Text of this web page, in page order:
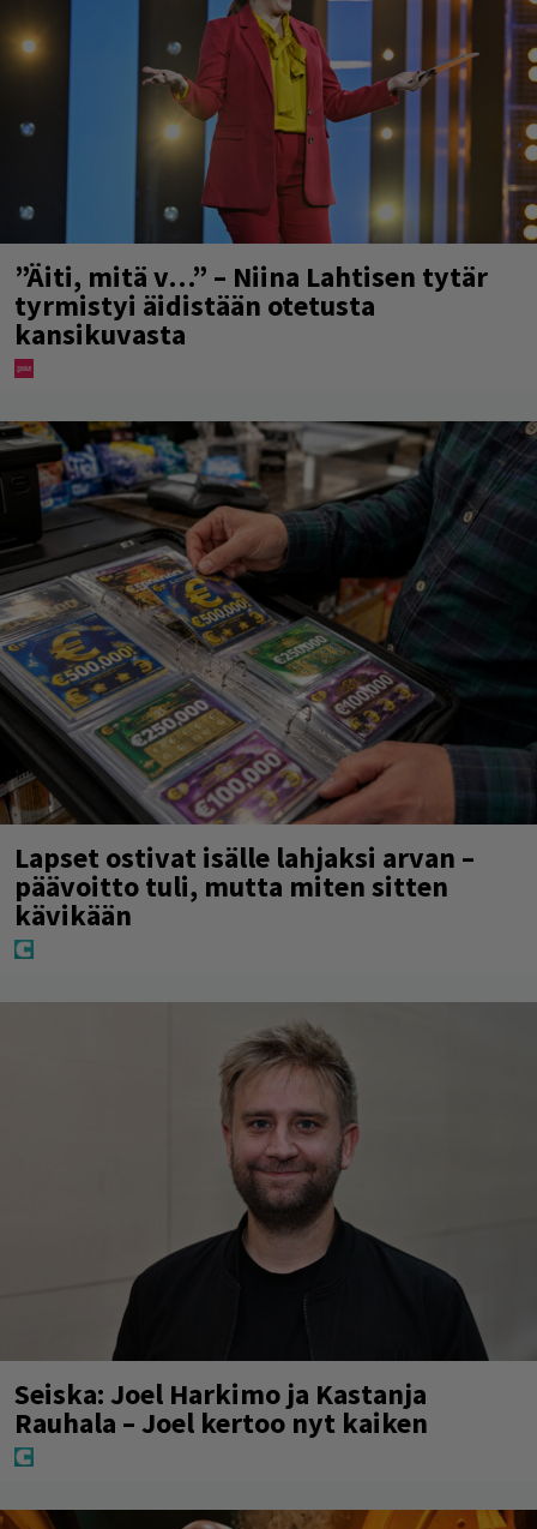
”Äiti, mitä v…” – Niina Lahtisen tytär
tyrmistyi äidistään otetusta
kansikuvasta
Lapset ostivat isälle lahjaksi arvan –
päävoitto tuli, mutta miten sitten
kävikään
Seiska: Joel Harkimo ja Kastanja
Rauhala – Joel kertoo nyt kaiken